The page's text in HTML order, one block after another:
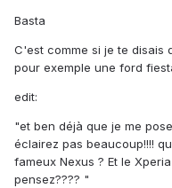
Basta
C'est comme si je te disais
pour exemple une ford
edit:
"et ben déjà que je me
éclairez pas beaucoup!!!!
fameux Nexus ? Et le
pensez???? "